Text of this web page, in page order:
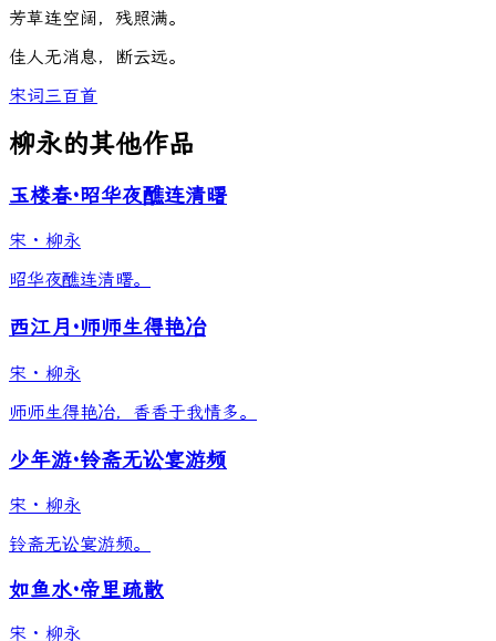
芳草连空阔 ， 残照满。
佳人无消息， 断云远。
宋词三百首
柳永的其他作品
玉楼春·昭华夜醮连清曙
宋 · 柳永
昭华夜醮连清曙。
西江月·师师生得艳冶
宋 · 柳永
师师生得艳冶，香香于我情多。
少年游·铃斋无讼宴游频
宋 · 柳永
铃斋无讼宴游频。
如鱼水·帝里疏散
宋 · 柳永